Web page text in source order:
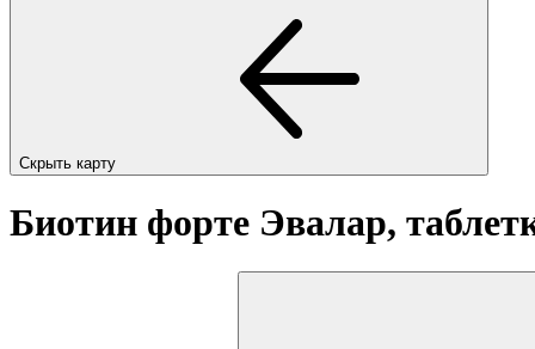
Скрыть карту
Биотин форте Эвалар,